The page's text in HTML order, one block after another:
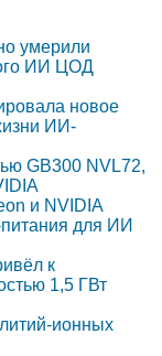
умерили
ИИ ЦОД
новое
ИИ-
GB300 NVL72,
и NVIDIA
для ИИ
к
1,5 ГВт
ионных